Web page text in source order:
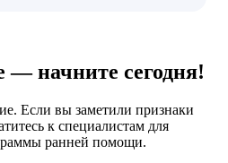
— начните сегодня!
Если вы заметили признаки
к специалистам для
ранней помощи.